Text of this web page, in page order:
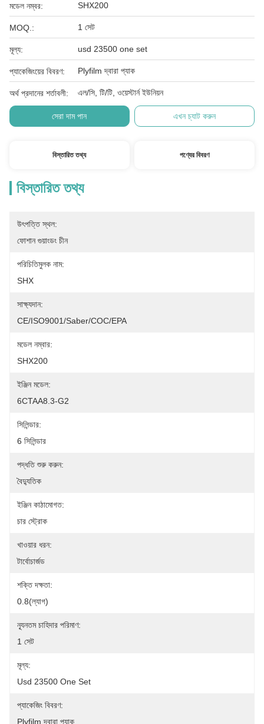
মডেল নম্বর: SHX200
MOQ.: 1 সেট
মূল্য: usd 23500 one set
প্যাকেজিংয়ের বিবরণ: Plyfilm দ্বারা প্যাক
অর্থ প্রদানের শর্তাবলী: এল/সি, টি/টি, ওয়েস্টার্ন ইউনিয়ন
সেরা দাম পান এখন চ্যাট করুন
বিস্তারিত তথ্য পণ্যের বিবরণ
বিস্তারিত তথ্য
উৎপত্তি স্থল:
ফোশান গুয়াংডং চীন
পরিচিতিমুলক নাম:
SHX
সাক্ষ্যদান:
CE/ISO9001/Saber/COC/EPA
মডেল নম্বার:
SHX200
ইঞ্জিন মডেল:
6CTAA8.3-G2
সিলিন্ডার:
6 সিলিন্ডার
পদ্ধতি শুরু করুন:
বৈদ্যুতিক
ইঞ্জিন কাঠামোগত:
চার স্ট্রোক
খাওয়ার ধরন:
টার্বোচার্জড
শক্তি দক্ষতা:
0.8(ল্যাগ)
ন্যূনতম চাহিদার পরিমাণ:
1 সেট
মূল্য:
Usd 23500 One Set
প্যাকেজিং বিবরণ:
Plyfilm দ্বারা প্যাক